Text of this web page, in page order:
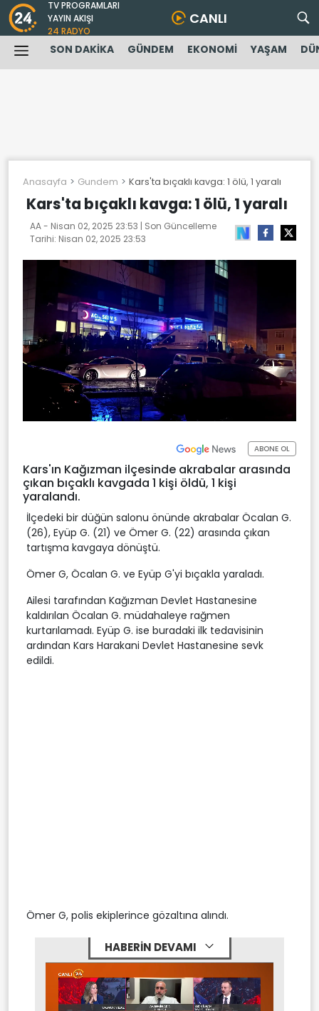
TV PROGRAMLARI
YAYIN AKIŞI
24 RADYO
CANLI
SON DAKİKA GÜNDEM EKONOMİ YAŞAM
Anasayfa Gundem Kars'ta bıçaklı kavga: 1 ölü, 1 yaralı
Kars'ta bıçaklı kavga: 1 ölü, 1 yaralı
AA - Nisan 02, 2025 23:53 | Son Güncelleme
Tarihi: Nisan 02, 2025 23:53
ABONE OL
Kars'ın Kağızman ilçesinde akrabalar arasında
çıkan bıçaklı kavgada 1 kişi öldü, 1 kişi
yaralandı.
İlçedeki bir düğün salonu önünde akrabalar Öcalan G.
(26), Eyüp G. (21) ve Ömer G. (22) arasında çıkan
tartışma kavgaya dönüştü.
Ömer G, Öcalan G. ve Eyüp G'yi bıçakla yaraladı.
Ailesi tarafından Kağızman Devlet Hastanesine
kaldırılan Öcalan G. müdahaleye rağmen
kurtarılamadı. Eyüp G. ise buradaki ilk tedavisinin
ardından Kars Harakani Devlet Hastanesine sevk
edildi.
Ömer G, polis ekiplerince gözaltına alındı.
HABERİN DEVAMI